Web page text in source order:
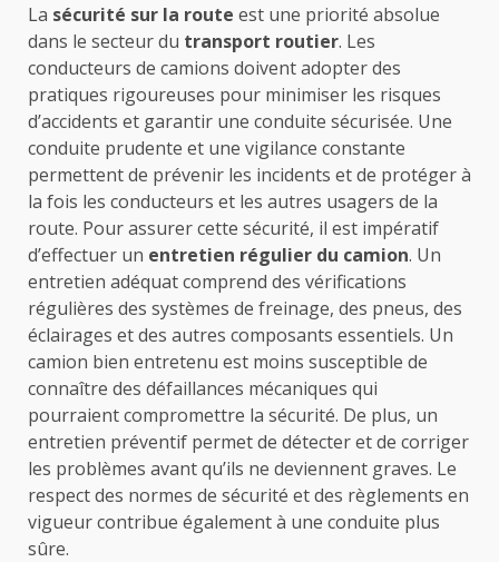
La sécurité sur la route est une priorité absolue
dans le secteur du transport routier. Les
conducteurs de camions doivent adopter des
pratiques rigoureuses pour minimiser les risques
d’accidents et garantir une conduite sécurisée. Une
conduite prudente et une vigilance constante
permettent de prévenir les incidents et de protéger à
la fois les conducteurs et les autres usagers de la
route. Pour assurer cette sécurité, il est impératif
d’effectuer un entretien régulier du camion. Un
entretien adéquat comprend des vérifications
régulières des systèmes de freinage, des pneus, des
éclairages et des autres composants essentiels. Un
camion bien entretenu est moins susceptible de
connaître des défaillances mécaniques qui
pourraient compromettre la sécurité. De plus, un
entretien préventif permet de détecter et de corriger
les problèmes avant qu’ils ne deviennent graves. Le
respect des normes de sécurité et des règlements en
vigueur contribue également à une conduite plus
sûre.